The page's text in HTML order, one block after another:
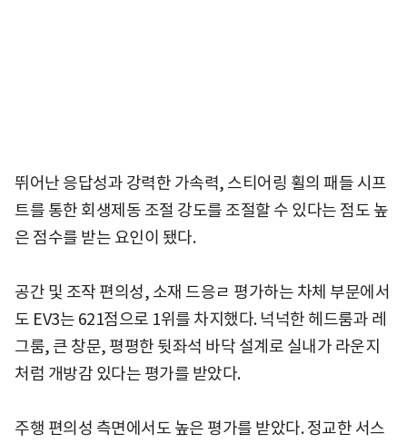
뛰어난 응답성과 강력한 가속력, 스티어링 휠의 패들 시프
트를 통한 회생제동 조절 강도를 조절할 수 있다는 점도 높
은 점수를 받는 요인이 됐다.
공간 및 조작 편의성, 소재 드응ㄹ 평가하는 차체 부문에서
도 EV3는 621점으로 1위를 차지했다. 넉넉한 헤드룸과 레
그룸, 큰 창문, 평평한 뒷좌석 바닥 설계로 실내가 라운지
처럼 개방감 있다는 평가를 받았다.
주행 편의성 측면에서도 높은 평가를 받았다. 정교한 서스